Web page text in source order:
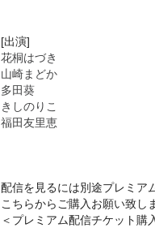
[出演]
花桐はづき
山崎まどか
多田葵
きしのりこ
福田友里恵
配信を見るには別途プレミア
こちらからご購入お願い致し
＜ プレミアム配信チケット 購